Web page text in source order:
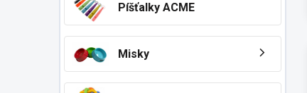
Píšťalky ACME
Misky